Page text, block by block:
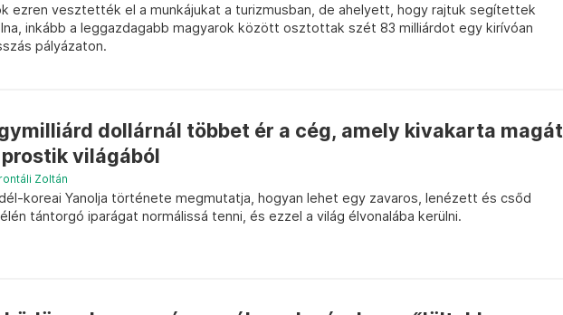
ezren vesztették el a munkájukat a turizmusban, de ahelyett, hogy rajtuk segítettek
inkább a leggazdagabb magyarok között osztottak szét 83 milliárdot egy kirívóan
pályázaton.
dollárnál többet ér a cég, amely kivakarta magát
prostik világából
Zoltán
koreai Yanolja története megmutatja, hogyan lehet egy zavaros, lenézett és csőd
tántorgó iparágat normálissá tenni, és ezzel a világ élvonalába kerülni.